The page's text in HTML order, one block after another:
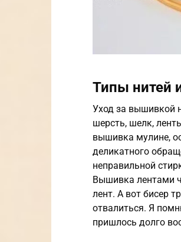
Типы нитей
Уход за вышивкой
шерсть, шелк,
вышивка мулине,
деликатного
неправильной
Вышивка лентами
лент. А вот бисер
отвалиться. Я
пришлось долго